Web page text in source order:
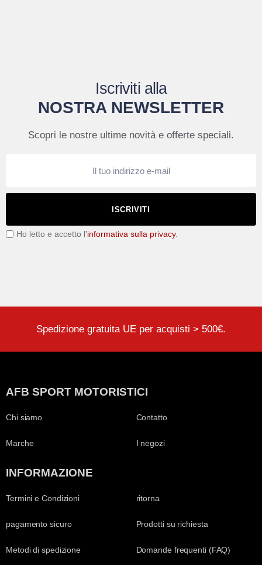
Iscriviti alla
NOSTRA NEWSLETTER
Scopri le nostre ultime novità e offerte speciali.
ISCRIVITI
Ho letto e accetto l'informativa sulla privacy.
Spedizione gratuita UE per acquisti > 500€.
AFB SPORT MOTORISTICI
Chi siamo
Marche
Contatto
I negozi
INFORMAZIONE
Termini e Condizioni
pagamento sicuro
Metodi di spedizione
ritorna
Prodotti su richiesta
Domande frequenti (FAQ)